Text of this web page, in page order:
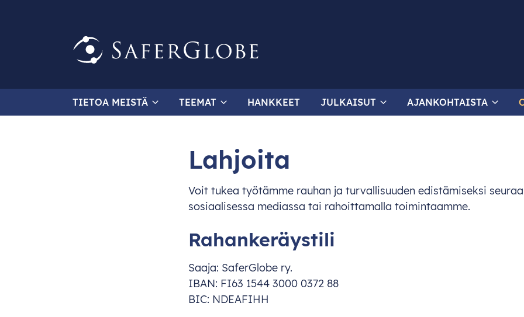
TIETOA MEISTÄ TEEMAT HANKKEET JULKAISUT AJANKOHTAISTA
Lahjoita
Voit tukea työtämme rauhan ja turvallisuuden edistämiseksi
sosiaalisessa mediassa tai rahoittamalla toimintaamme.
Rahankeräystili
Saaja: SaferGlobe ry.
IBAN: FI63 1544 3000 0372 88
BIC: NDEAFIHH